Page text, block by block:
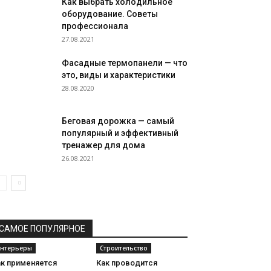
оборудование. Советы
профессионала
27.08.2021
Фасадные термопанели — что
это, виды и характеристики
28.08.2020
Беговая дорожка — самый
популярный и эффективный
тренажер для дома
26.08.2021
ПОПУЛЯРНОЕ
применяется
Строительство
Как проводится